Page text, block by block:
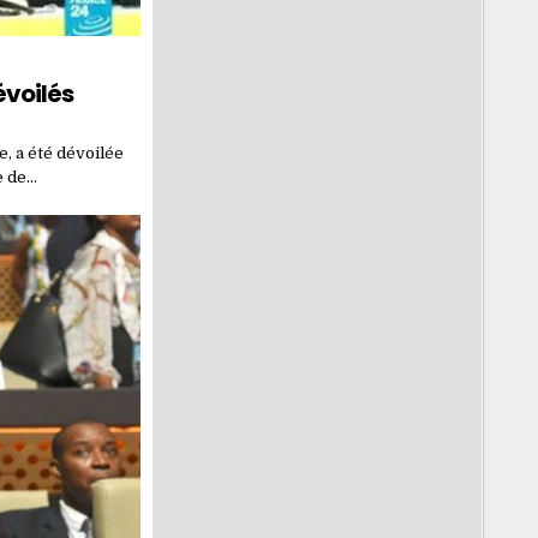
a été dévoilée
de…